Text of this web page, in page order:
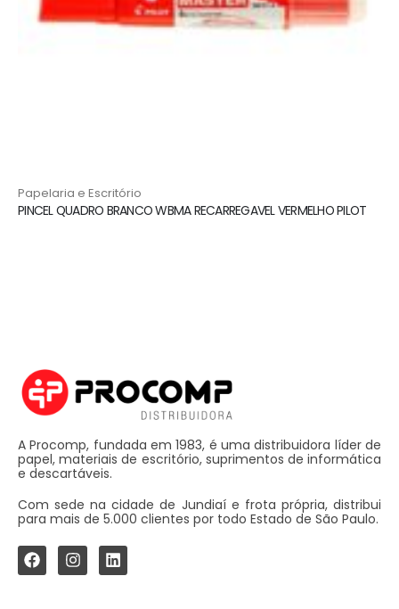
Papelaria e Escritório
PINCEL QUADRO BRANCO WBMA RECARREGAVEL VERMELHO PILOT
A Procomp, fundada em 1983, é uma distribuidora líder de
papel, materiais de escritório, suprimentos de informática
e descartáveis.
Com sede na cidade de Jundiaí e frota própria, distribui
para mais de 5.000 clientes por todo Estado de São Paulo.